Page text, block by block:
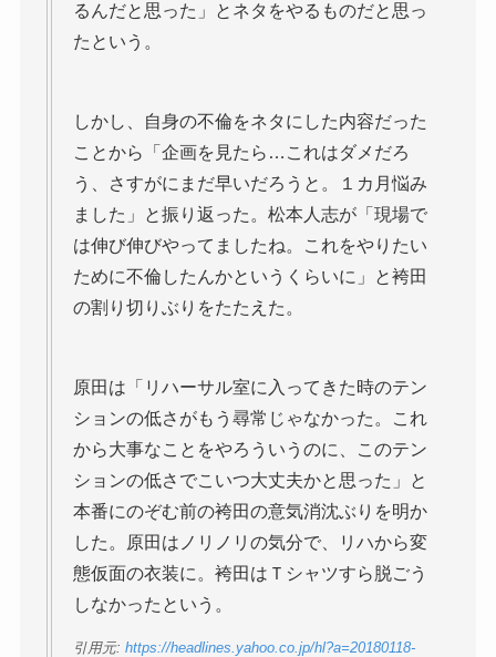
るんだと思った」とネタをやるものだと思っ
たという。
しかし、自身の不倫をネタにした内容だった
ことから「企画を見たら…これはダメだろ
う、さすがにまだ早いだろうと。１カ月悩み
ました」と振り返った。松本人志が「現場で
は伸び伸びやってましたね。これをやりたい
ために不倫したんかというくらいに」と袴田
の割り切りぶりをたたえた。
原田は「リハーサル室に入ってきた時のテン
ションの低さがもう尋常じゃなかった。これ
から大事なことをやろういうのに、このテン
ションの低さでこいつ大丈夫かと思った」と
本番にのぞむ前の袴田の意気消沈ぶりを明か
した。原田はノリノリの気分で、リハから変
態仮面の衣装に。袴田はＴシャツすら脱ごう
しなかったという。
引用元: https://headlines.yahoo.co.jp/hl?a=20180118-